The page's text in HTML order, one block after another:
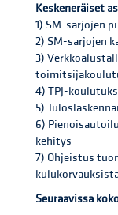
Keskeneräiset
1) SM-sarjojen
2) SM-sarjojen
3)
4) TPJ-
5)
6)
kehitys
7) Ohjeistus
Seuraavissa